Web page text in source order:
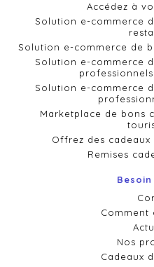
Accédez à
Solution e-commerce
Solution e-commerce de
Solution e-commerce
Solution e-commerce
Marketplace de bons
Offrez des
Remises
Comment
Nos
Cadeaux